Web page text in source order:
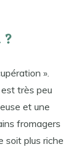
».
très peu
et une
fromagers
soit plus riche